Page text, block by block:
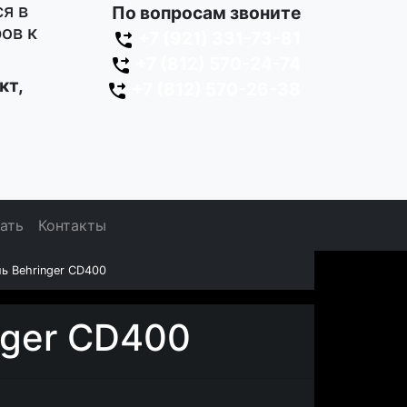
в
к
По вопросам звоните
Контакты
Behringer CD400
CD400